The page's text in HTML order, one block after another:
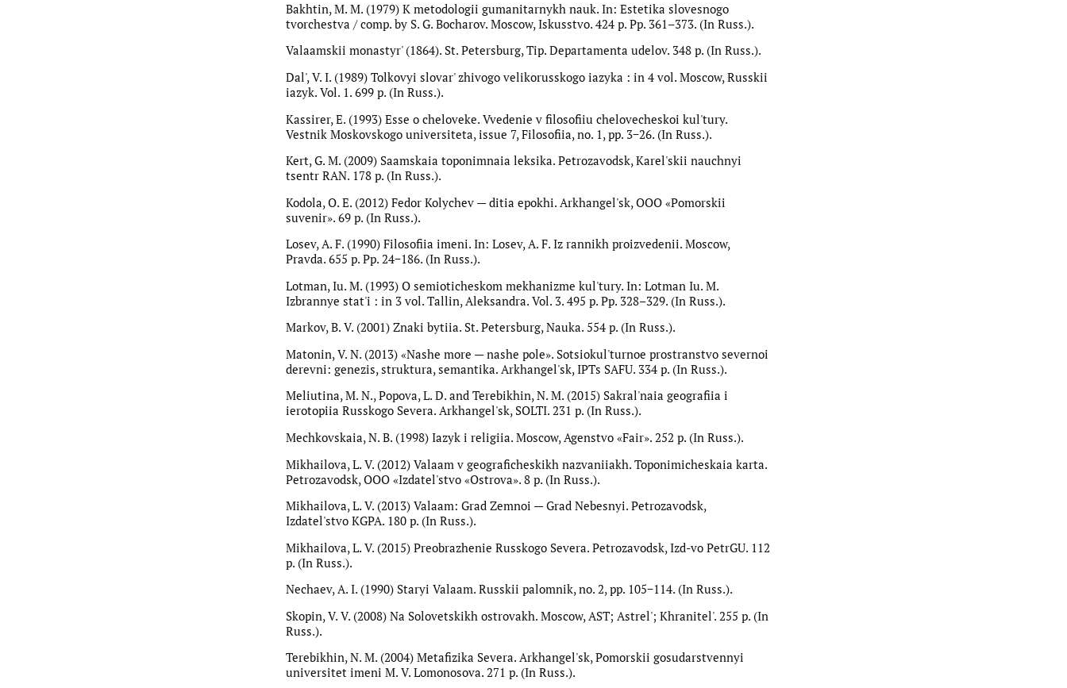
Bakhtin, M. M. (1979) K metodologii gumanitarnykh nauk. In: Estetika slovesnogo
tvorchestva / comp. by S. G. Bocharov. Moscow, Iskusstvo. 424 p. Pp. 361–373. (In Russ.).
Valaamskii monastyr' (1864). St. Petersburg, Tip. Departamenta udelov. 348 p. (In Russ.).
Dal', V. I. (1989) Tolkovyi slovar' zhivogo velikorusskogo iazyka : in 4 vol. Moscow, Russkii
iazyk. Vol. 1. 699 p. (In Russ.).
Kassirer, E. (1993) Esse o cheloveke. Vvedenie v filosofiiu chelovecheskoi kul'tury.
Vestnik Moskovskogo universiteta, issue 7, Filosofiia, no. 1, pp. 3−26. (In Russ.).
Kert, G. M. (2009) Saamskaia toponimnaia leksika. Petrozavodsk, Karel'skii nauchnyi
tsentr RAN. 178 p. (In Russ.).
Kodola, O. E. (2012) Fedor Kolychev — ditia epokhi. Arkhangel'sk, OOO «Pomorskii
suvenir». 69 p. (In Russ.).
Losev, A. F. (1990) Filosofiia imeni. In: Losev, A. F. Iz rannikh proizvedenii. Moscow,
Pravda. 655 p. Pp. 24−186. (In Russ.).
Lotman, Iu. M. (1993) O semioticheskom mekhanizme kul'tury. In: Lotman Iu. M.
Izbrannye stat'i : in 3 vol. Tallin, Aleksandra. Vol. 3. 495 p. Pp. 328–329. (In Russ.).
Markov, B. V. (2001) Znaki bytiia. St. Petersburg, Nauka. 554 p. (In Russ.).
Matonin, V. N. (2013) «Nashe more — nashe pole». Sotsiokul'turnoe prostranstvo severnoi
derevni: genezis, struktura, semantika. Arkhangel'sk, IPTs SAFU. 334 p. (In Russ.).
Meliutina, M. N., Popova, L. D. and Terebikhin, N. M. (2015) Sakral'naia geografiia i
ierotopiia Russkogo Severa. Arkhangel'sk, SOLTI. 231 p. (In Russ.).
Mechkovskaia, N. B. (1998) Iazyk i religiia. Moscow, Agenstvo «Fair». 252 p. (In Russ.).
Mikhailova, L. V. (2012) Valaam v geograficheskikh nazvaniiakh. Toponimicheskaia karta.
Petrozavodsk, OOO «Izdatel'stvo «Ostrova». 8 p. (In Russ.).
Mikhailova, L. V. (2013) Valaam: Grad Zemnoi — Grad Nebesnyi. Petrozavodsk,
Izdatel'stvo KGPA. 180 p. (In Russ.).
Mikhailova, L. V. (2015) Preobrazhenie Russkogo Severa. Petrozavodsk, Izd-vo PetrGU. 112
p. (In Russ.).
Nechaev, A. I. (1990) Staryi Valaam. Russkii palomnik, no. 2, pp. 105−114. (In Russ.).
Skopin, V. V. (2008) Na Solovetskikh ostrovakh. Moscow, AST; Astrel'; Khranitel'. 255 p. (In
Russ.).
Terebikhin, N. M. (2004) Metafizika Severa. Arkhangel'sk, Pomorskii gosudarstvennyi
universitet imeni M. V. Lomonosova. 271 p. (In Russ.).